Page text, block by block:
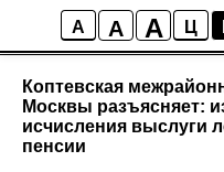
A A A Ц
Новости
Коптевская
Москвы разъясняет:
исчисления выслуги
пенсии